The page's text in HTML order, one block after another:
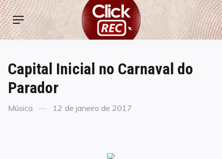
Skip
to
content
ClickREC
Menu
Capital Inicial no Carnaval do
Parador
Categories
Música
Posted
12 de janeiro de 2017